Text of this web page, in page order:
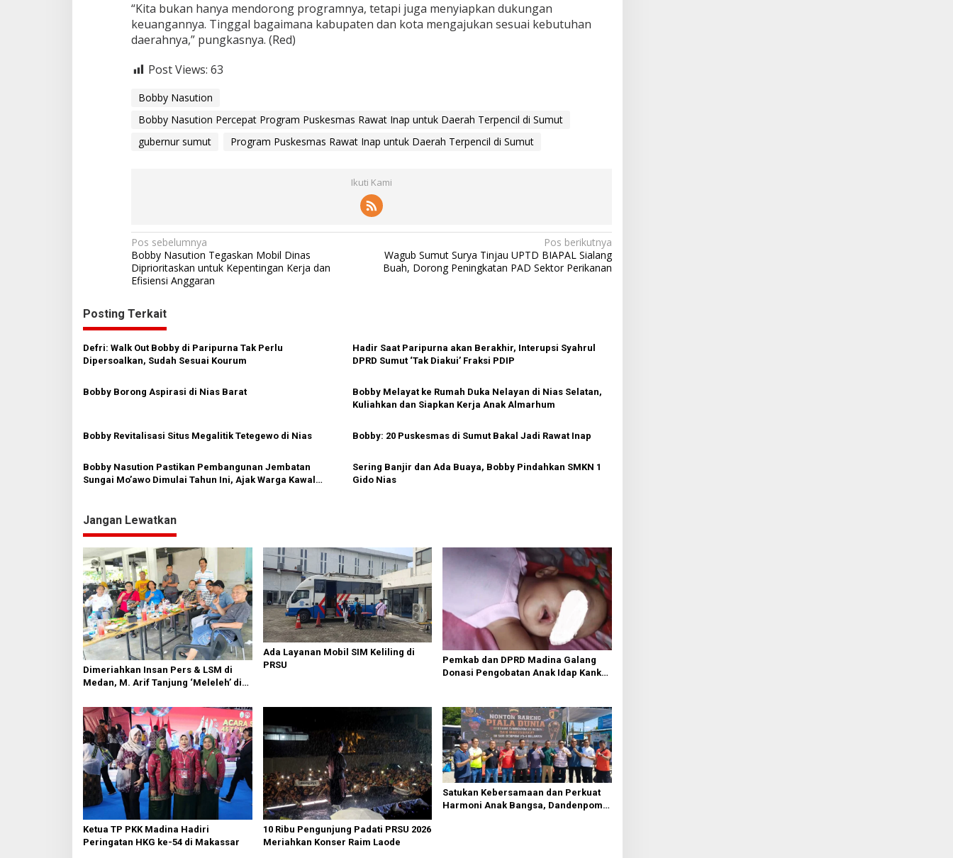
“Kita bukan hanya mendorong programnya, tetapi juga menyiapkan dukungan
keuangannya. Tinggal bagaimana kabupaten dan kota mengajukan sesuai kebutuhan
daerahnya,” pungkasnya. (Red)
Post Views: 63
Bobby Nasution
Bobby Nasution Percepat Program Puskesmas Rawat Inap untuk Daerah Terpencil di Sumut
gubernur sumut
Program Puskesmas Rawat Inap untuk Daerah Terpencil di Sumut
Ikuti Kami
N
a
v
i
g
a
s
i
s
Pos sebelumnya
Bobby Nasution Tegaskan Mobil Dinas
Diprioritaskan untuk Kepentingan Kerja dan
Efisiensi Anggaran
Pos berikutnya
Wagub Sumut Surya Tinjau UPTD BIAPAL Sialang
Buah, Dorong Peningkatan PAD Sektor Perikanan
Posting Terkait
Defri: Walk Out Bobby di Paripurna Tak Perlu
Dipersoalkan, Sudah Sesuai Kourum
Hadir Saat Paripurna akan Berakhir, Interupsi Syahrul
DPRD Sumut ‘Tak Diakui’ Fraksi PDIP
Bobby Borong Aspirasi di Nias Barat
Bobby Melayat ke Rumah Duka Nelayan di Nias Selatan,
Kuliahkan dan Siapkan Kerja Anak Almarhum
Bobby Revitalisasi Situs Megalitik Tetegewo di Nias Bobby: 20 Puskesmas di Sumut Bakal Jadi Rawat Inap
Bobby Nasution Pastikan Pembangunan Jembatan
Sungai Mo’awo Dimulai Tahun Ini, Ajak Warga Kawal
Sering Banjir dan Ada Buaya, Bobby Pindahkan SMKN 1
Gido Nias
Jangan Lewatkan
Dimeriahkan Insan Pers & LSM di
Medan, M. Arif Tanjung ‘Meleleh’ di
Ada Layanan Mobil SIM Keliling di
PRSU
Pemkab dan DPRD Madina Galang
Donasi Pengobatan Anak Idap Kanker
Ketua TP PKK Madina Hadiri
Peringatan HKG ke-54 di Makassar
10 Ribu Pengunjung Padati PRSU 2026
Meriahkan Konser Raim Laode
Satukan Kebersamaan dan Perkuat
Harmoni Anak Bangsa, Dandenpom